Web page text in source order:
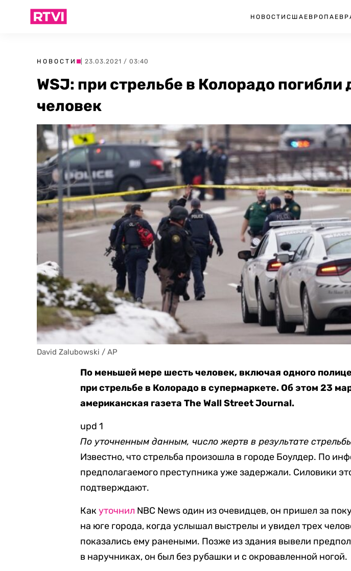
НОВОСТИ США ЕВРОПА
НОВОСТИ | 23.03.2021 / 03:40
WSJ: при стрельбе в Колорадо погибли
человек
David Zalubowski / AP
По меньшей мере шесть человек, включая одного
при стрельбе в Колорадо в супермаркете. Об этом 23
американская газета The Wall Street Journal.
upd 1
По уточненным данным, число жертв в результате
Известно, что стрельба произошла в городе Боулдер. По
предполагаемого преступника уже задержали. Силовики
подтверждают.
Какуточнил NBC News один из очевидцев, он пришел за
на юге города, когда услышал выстрелы и увидел трех
показались ему ранеными. Позже из здания вывели
в наручниках, он был без рубашки и с окровавленной ногой.